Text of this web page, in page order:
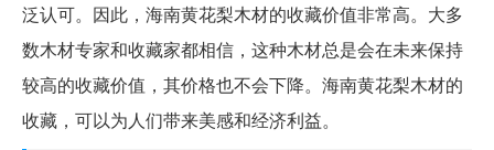
泛认可。因此，海南黄花梨木材的收藏价值非常高。大多
数木材专家和收藏家都相信，这种木材总是会在未来保持
较高的收藏价值，其价格也不会下降。海南黄花梨木材的
收藏，可以为人们带来美感和经济利益。